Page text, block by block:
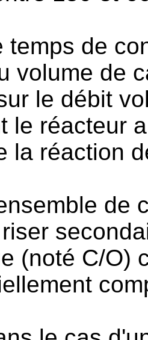
temps de
volume de
le débit
le réacteur
la réaction
de
(noté C/O)